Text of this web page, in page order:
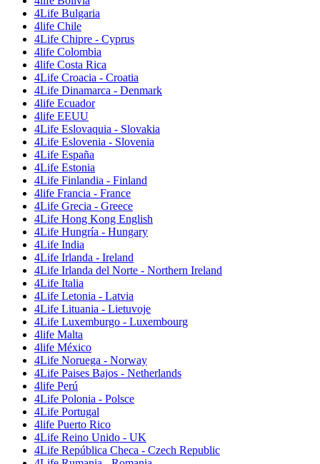
4Life Bulgaria
4life Chile
4Life Chipre - Cyprus
4life Colombia
4life Costa Rica
4Life Croacia - Croatia
4Life Dinamarca - Denmark
4life Ecuador
4life EEUU
4Life Eslovaquia - Slovakia
4Life Eslovenia - Slovenia
4Life España
4Life Estonia
4Life Finlandia - Finland
4life Francia - France
4Life Grecia - Greece
4Life Hong Kong English
4Life Hungría - Hungary
4Life India
4Life Irlanda - Ireland
4Life Irlanda del Norte - Northern Ireland
4Life Italia
4Life Letonia - Latvia
4Life Lituania - Lietuvoje
4Life Luxemburgo - Luxembourg
4life Malta
4life México
4Life Noruega - Norway
4Life Paises Bajos - Netherlands
4life Perú
4Life Polonia - Polsce
4Life Portugal
4life Puerto Rico
4Life Reino Unido - UK
4Life República Checa - Czech Republic